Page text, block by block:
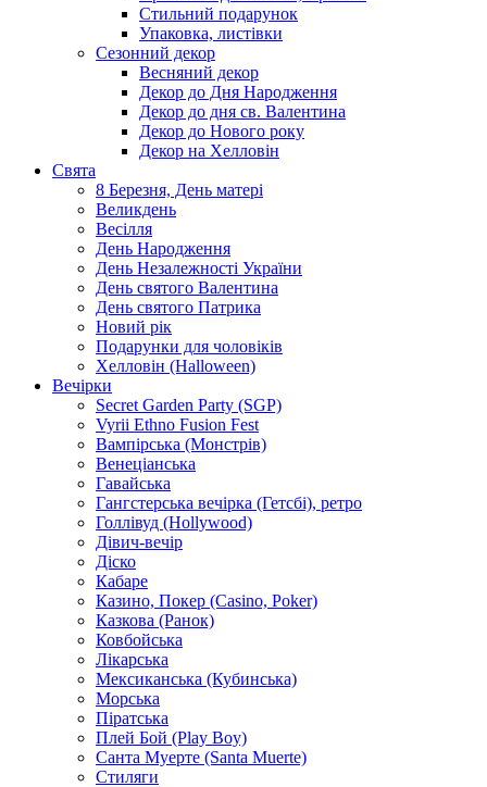
Стильний подарунок
Упаковка, листівки
Сезонний декор
Весняний декор
Декор до Дня Народження
Декор до дня св. Валентина
Декор до Нового року
Декор на Хелловін
Свята
8 Березня, День матері
Великдень
Весілля
День Народження
День Незалежності України
День святого Валентина
День святого Патрика
Новий рік
Подарунки для чоловіків
Хелловін (Halloween)
Вечірки
Secret Garden Party (SGP)
Vyrii Ethno Fusion Fest
Вампірська (Монстрів)
Венеціанська
Гавайська
Гангстерська вечірка (Гетсбі), ретро
Голлівуд (Hollywood)
Дівич-вечір
Діско
Кабаре
Казино, Покер (Casino, Poker)
Казкова (Ранок)
Ковбойська
Лікарська
Мексиканська (Кубинська)
Морська
Піратська
Плей Бой (Play Boy)
Санта Муерте (Santa Muerte)
Стиляги